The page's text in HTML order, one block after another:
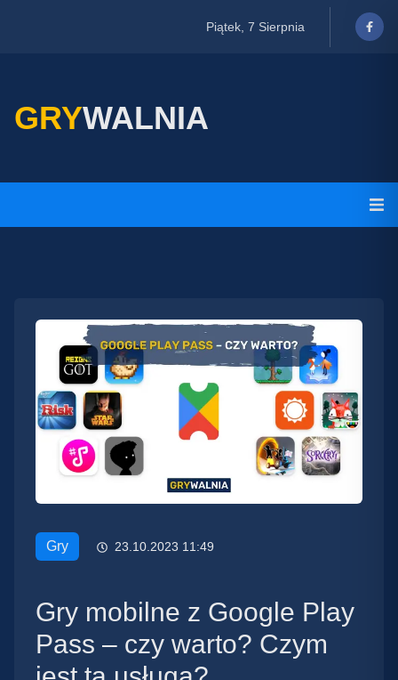
Piątek, 7 Sierpnia
GRYWALNIA
Gry 23.10.2023 11:49
Gry mobilne z Google Play
Pass – czy warto? Czym